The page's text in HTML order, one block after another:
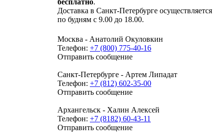
Доставка в Санкт-Петербурге осуществляется
по будням с 9.00 до 18.00.
Москва - Анатолий Окуловкин
Телефон: +7 (800) 775-40-16
Отправить сообщение
Санкт-Петербурге - Артем Липадат
Телефон: +7 (812) 602-35-00
Отправить сообщение
Архангельск - Халин Алексей
Телефон: +7 (8182) 60-43-11
Отправить сообщение